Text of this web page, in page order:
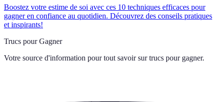
Boostez votre estime de soi avec ces 10 techniques efficaces pour
gagner en confiance au quotidien. Découvrez des conseils pratiques
et inspirants!
Trucs pour Gagner
Votre source d'information pour tout savoir sur trucs pour gagner.